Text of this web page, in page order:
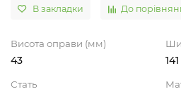
В закладки До
Висота оправи (мм)
43 141
Стать